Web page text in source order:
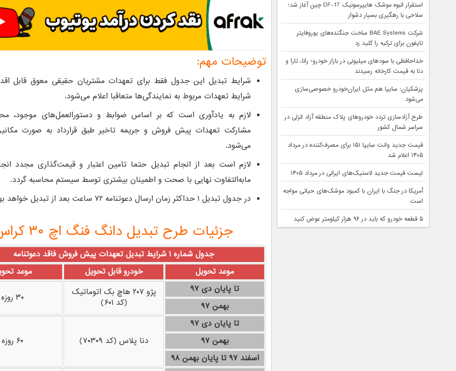
توضیحات مهم:
شرایط تبدیل این جدول فقط برای تعهدات مشتریان حقیقی معوق قابل
شرایط تعهدات مربوط به نمایندگی‌ها متعاقبا اعلام می‌شود.
لازم به یادآوری است که بر اساس ضوابط و دستورالعمل‌های موجود،
مشارکت تعهدات پیش فروش و جریمه تاخیر طبق قرارداد به صورت
می‌شود.
لازم است بعد از انجام تبدیل حتما تامین اعتبار و قیمت‌گذاری مجدد
مابه‌التفاوت نهایی با صحت و اطمینان بیشتری توسط سیستم محاسبه گردد.
در جدول تبدیل ۱ حداکثر زمان ارسال دعوتنامه ۷۲ ساعت بعد از تبدیل خواهد بود.
جزئیات طرح تبدیل دانگ فنگ اچ ۳۰ کراس
جدول شماره ۱ شرایط تبدیل تعهدات پیش فروش فاقد دعوتنامه
موعد تحویل خودرو قابل تحویل
موعد
تا پایان دی ۹۷
پژو ۲۰۷ هاچ بک اتوماتیک
(کد ۶۰۱)
۳۰ روزه
بهمن ۹۷
تا پایان دی ۹۷
دنا پلاس (کد ۷۰۳۰۹)
۶۰ روزه
بهمن ۹۷
اسفند ۹۷ تا پایان بهمن ۹۸
استقرار انبوه موشک هایپرسونیک DF-17 چین آغاز شد؛
سلاحی با رهگیری بسیار دشوار
شرکت BAE Systems ساخت جنگنده‌های یوروفایتر
تایفون برای ترکیه را کلید زد
خداحافظی با سودهای میلیونی در بازار خودرو؛ رانا، تارا و
دنا به قیمت کارخانه رسیدند
پزشکیان: سایپا هم مثل ایران‌خودرو خصوصی‌سازی
می‌شود
طرح آزادسازی تردد خودروهای پلاک منطقه آزاد انزلی در
سراسر شمال کشور
قیمت جدید وانت سایپا ۱۵۱ برای مصرف‌کننده در مرداد
۱۴۰۵ اعلام شد
لیست قیمت جدید لاستیک‌های ایرانی در مرداد ۱۴۰۵
آمریکا در جنگ با ایران با کمبود موشک‌های حیاتی مواجه
است
۵ قطعه خودرو که باید در ۹۶ هزار کیلومتر عوض کنید